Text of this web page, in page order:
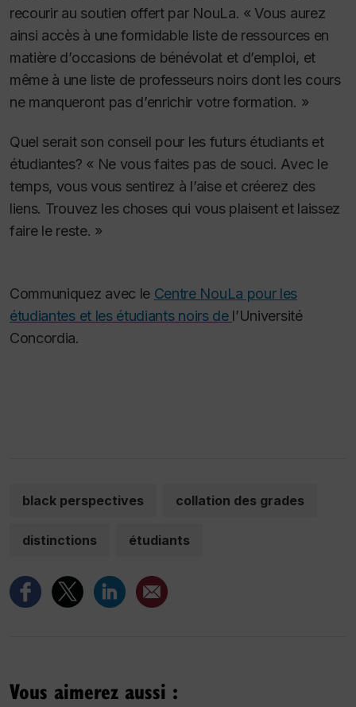
recourir au soutien offert par NouLa. « Vous aurez
ainsi accès à une formidable liste de ressources en
matière d’occasions de bénévolat et d’emploi, et
même à une liste de professeurs noirs dont les cours
ne manqueront pas d’enrichir votre formation. »
Quel serait son conseil pour les futurs étudiants et
étudiantes? « Ne vous faites pas de souci. Avec le
temps, vous vous sentirez à l’aise et créerez des
liens. Trouvez les choses qui vous plaisent et laissez
faire le reste. »
Communiquez avec le Centre NouLa pour les
étudiantes et les étudiants noirs de l’Université
Concordia.
black perspectives collation des grades
distinctions étudiants
Vous aimerez aussi :